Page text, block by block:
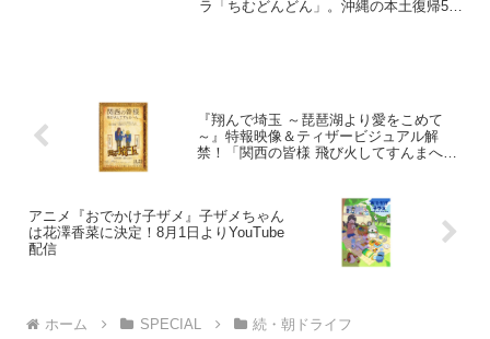
ラ「ちむどんどん」。沖縄の本土復帰50
『翔んで埼玉 ～琵琶湖より愛をこめて
～』特報映像＆ティザービジュアル解
禁！「関西の皆様 飛び火してすんまへ
アニメ『おでかけ子ザメ』子ザメちゃん
は花澤香菜に決定！8月1日よりYouTube
配信
ホーム SPECIAL 続・朝ドライフ